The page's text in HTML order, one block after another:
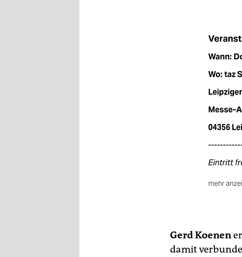
Wann:
Wo: taz
Messe-
04356
Eintritt
mehr
Gerd Koenen
damit